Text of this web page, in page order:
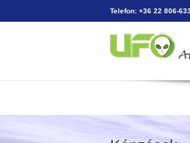
Telefon: +36 22 806-